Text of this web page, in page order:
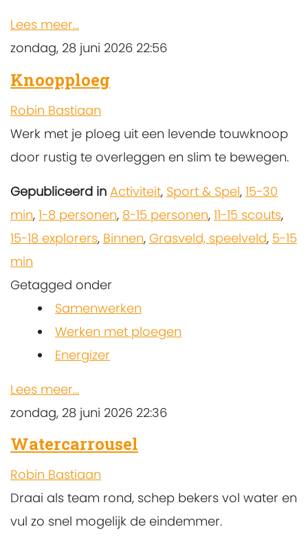
Lees meer...
zondag, 28 juni 2026 22:56
Knoopploeg
Robin Bastiaan
Werk met je ploeg uit een levende touwknoop
door rustig te overleggen en slim te bewegen.
Gepubliceerd in Activiteit, Sport & Spel, 15-30
min, 1-8 personen, 8-15 personen, 11-15 scouts,
15-18 explorers, Binnen, Grasveld, speelveld, 5-15
min
Getagged onder
Samenwerken
Werken met ploegen
Energizer
Lees meer...
zondag, 28 juni 2026 22:36
Watercarrousel
Robin Bastiaan
Draai als team rond, schep bekers vol water en
vul zo snel mogelijk de eindemmer.